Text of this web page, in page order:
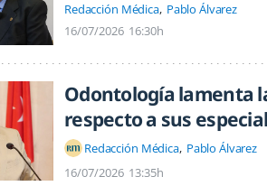
Redacción Médica Pablo Álvarez
16/07/2026 16:30h
Odontología lamenta
respecto a sus
Redacción Médica Pablo Álvarez
16/07/2026 13:35h